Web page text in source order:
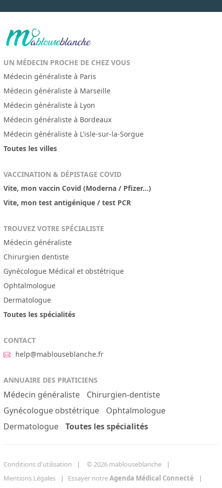
UN MÉDECIN PROCHE DE CHEZ VOUS
Médecin généraliste à Paris
Médecin généraliste à Marseille
Médecin généraliste à Lyon
Médecin généraliste à Bordeaux
Médecin généraliste à L'isle-sur-la-Sorgue
Toutes les villes
VACCINATION & DÉPISTAGE COVID
Vite, mon vaccin Covid (Moderna / Pfizer...)
Vite, mon test antigénique / test PCR
TROUVEZ VOTRE SPÉCIALISTE
Médecin généraliste
Chirurgien dentiste
Gynécologue Médical et obstétrique
Ophtalmologue
Dermatologue
Toutes les spécialités
CONTACT
help@mablouseblanche.fr
ANNUAIRE DES PRATICIENS
Médecin généraliste
Chirurgien-dentiste
Gynécologue obstétrique
Ophtalmologue
Dermatologue
Toutes les spécialités
Conditions d'utilisation
© 2026 mablouseblanche
Mentions Légales
Essayer notreAgenda Médical Connecté